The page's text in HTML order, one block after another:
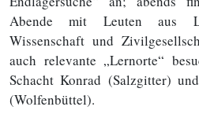
Abende mit Leuten aus
Wissenschaft und
auch relevante „Lernorte“
Schacht Konrad (Salzgitter)
(Wolfenbüttel).